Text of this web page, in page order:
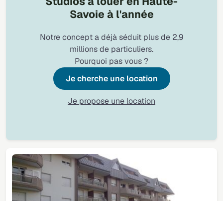
Savoie à l'année
Notre concept a déjà séduit plus de 2,9
millions de particuliers.
Pourquoi pas vous ?
Je cherche une location
Je propose une location